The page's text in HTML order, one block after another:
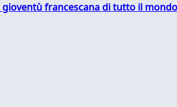
gioventù francescana di tutto il